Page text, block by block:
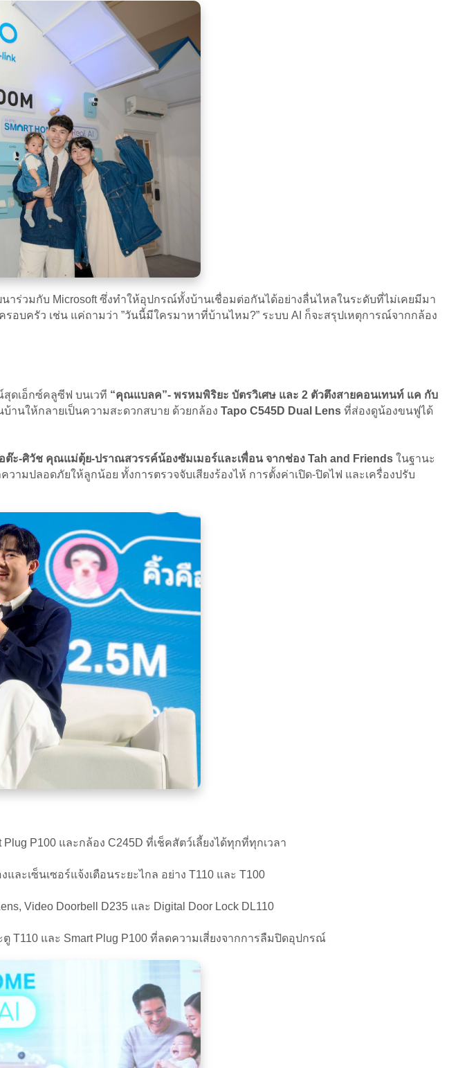
าร่วมกับ Microsoft ซึ่งทำให้อุปกรณ์ทั้งบ้านเชื่อมต่อกันได้อย่างลื่นไหลในระดับที่ไม่เคยมีมา
บครัว เช่น แค่ถามว่า ”วันนี้มีใครมาหาที่บ้านไหม?” ระบบ AI ก็จะสรุปเหตุการณ์จากกล้อง
สุดเอ็กซ์คลูซีฟ บนเวที “คุณแบลค”- พรหมพิริยะ บัตรวิเศษ และ 2 ตัวตึงสายคอนเทนท์ แค กับ
บ้านให้กลายเป็นความสะดวกสบาย ด้วยกล้อง Tapo C545D Dual Lens ที่ส่องดูน้องขนฟูได้
ะ-ศิวัช คุณแม่ตุ้ย-ปราณสวรรค์น้องซัมเมอร์และเพื่อน จากช่อง Tah and Friends ในฐานะ
ามปลอดภัยให้ลูกน้อย ทั้งการตรวจจับเสียงร้องไห้ การตั้งค่าเปิด-ปิดไฟ และเครื่องปรับ
P100 และกล้อง C245D ที่เช็คสัตว์เลี้ยงได้ทุกที่ทุกเวลา
เซ็นเซอร์แจ้งเตือนระยะไกล อย่าง T110 และ T100
Video Doorbell D235 และ Digital Door Lock DL110
และ Smart Plug P100 ที่ลดความเสี่ยงจากการลืมปิดอุปกรณ์